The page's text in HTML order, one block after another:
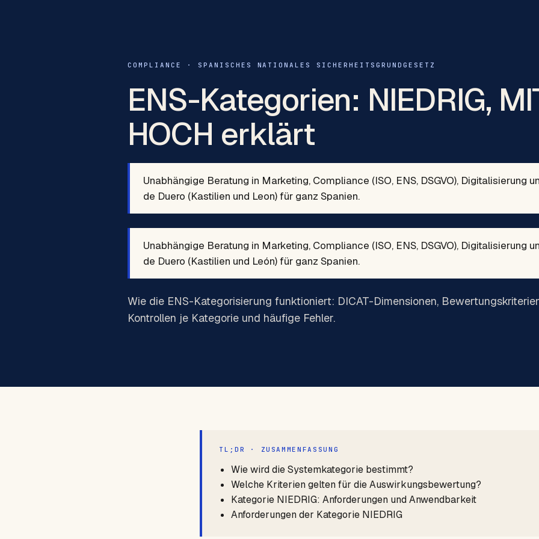
COMPLIANCE · SPANISCHES NATIONALES SICHERHEITSGRUNDGESETZ
ENS-Kategorien: NIEDRIG,
HOCH erklärt
Unabhängige Beratung in Marketing, Compliance (ISO, ENS, DSGVO), Digitalisierung
de Duero (Kastilien und Leon) für ganz Spanien.
Unabhängige Beratung in Marketing, Compliance (ISO, ENS, DSGVO), Digitalisierung
de Duero (Kastilien und León) für ganz Spanien.
Wie die ENS-Kategorisierung funktioniert: DICAT-Dimensionen,
Kontrollen je Kategorie und häufige Fehler.
TL;DR · ZUSAMMENFASSUNG
Wie wird die Systemkategorie bestimmt?
Welche Kriterien gelten für die Auswirkungsbewertung?
Kategorie NIEDRIG: Anforderungen und Anwendbarkeit
Anforderungen der Kategorie NIEDRIG